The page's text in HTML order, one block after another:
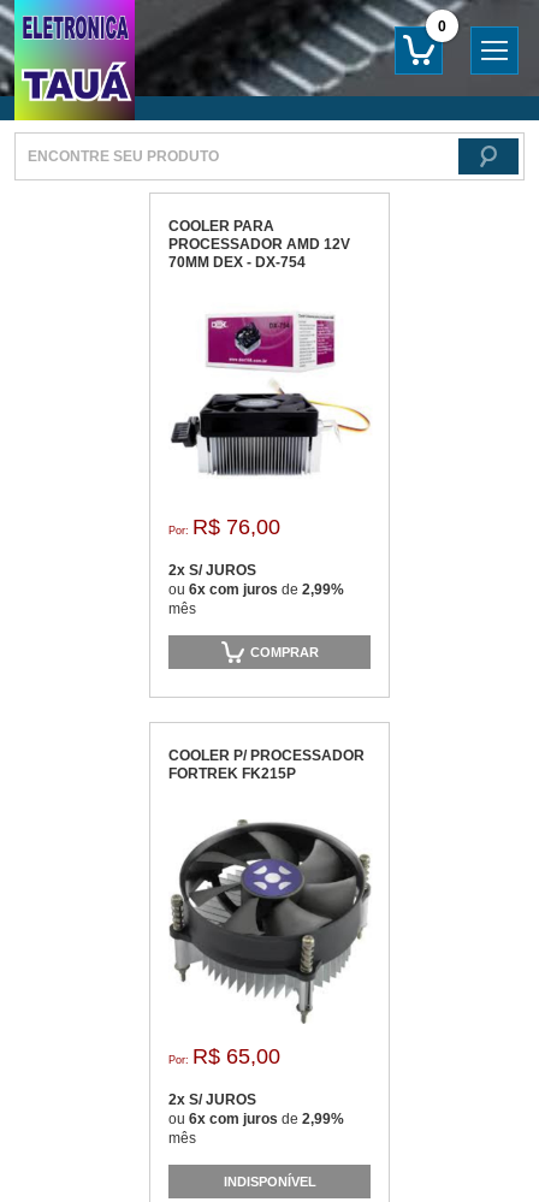
0
COOLER PARA
PROCESSADOR AMD 12V
70MM DEX - DX-754
Por: R$ 76,00
2x S/ JUROS
ou 6x com juros de 2,99%
mês
COMPRAR
COOLER P/ PROCESSADOR
FORTREK FK215P
Por: R$ 65,00
2x S/ JUROS
ou 6x com juros de 2,99%
mês
INDISPONÍVEL